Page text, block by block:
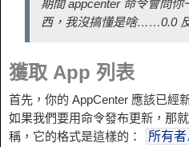
期間 appcenter 命令會問
西，我沒搞懂是啥……0.0
獲取 App 列表
首先，你的 AppCenter 應該已經
如果我們要用命令發布更新，那
稱，它的格式是這樣的：
所有者